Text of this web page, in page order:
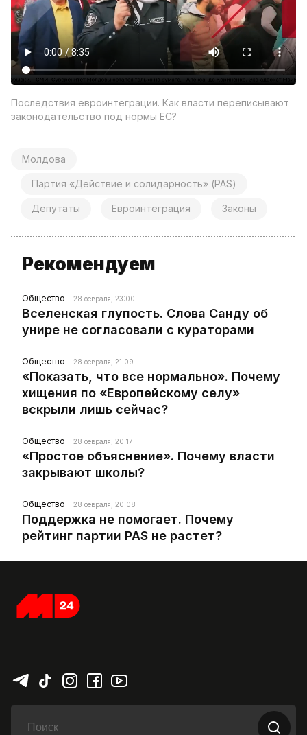
Последствия евроинтеграции. Как власти переписывают
законодательство под нормы ЕС?
Молдова
Партия «Действие и солидарность» (PAS)
Депутаты Евроинтеграция Законы
Рекомендуем
Общество 28 февраля, 23:00
Вселенская глупость. Слова Санду об
унире не согласовали с кураторами
Общество 28 февраля, 21:09
«Показать, что все нормально». Почему
хищения по «Европейскому селу»
вскрыли лишь сейчас?
Общество 28 февраля, 20:17
«Простое объяснение». Почему власти
закрывают школы?
Общество 28 февраля, 20:08
Поддержка не помогает. Почему
рейтинг партии PAS не растет?